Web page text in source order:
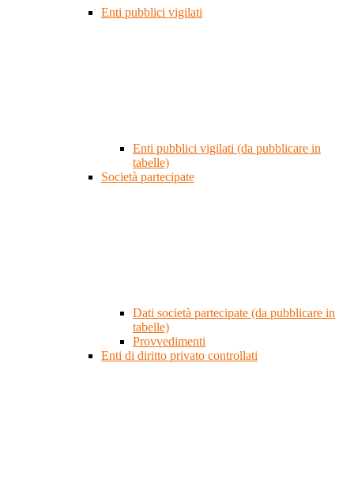
Enti pubblici vigilati
Enti pubblici vigilati (da pubblicare in
tabelle)
Società partecipate
Dati società partecipate (da pubblicare in
tabelle)
Provvedimenti
Enti di diritto privato controllati